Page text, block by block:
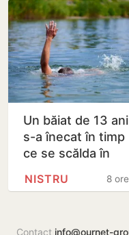
Un băiat de 13 ani
s-a înecat în timp
ce se scălda în
neautorizată din8 ore
NISTRU
Contact info@ournet-